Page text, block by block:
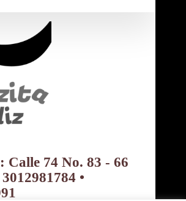
Calle 74 No. 83 - 66
•